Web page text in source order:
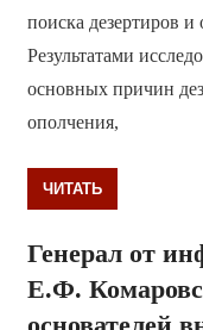
поиска дезертиров
Результатами
основных причин
ополчения,
ЧИТАТЬ
Генерал от
Е.Ф.